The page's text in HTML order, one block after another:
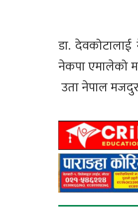
डा. देवकोटालाई
नेकपा एमालेको
उता नेपाल मजदुर